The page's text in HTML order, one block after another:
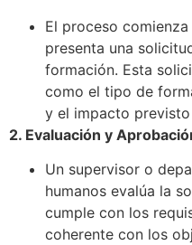
El proceso
presenta una
formación. Esta
como el tipo de
y el impacto
2. Evaluación y
Un supervisor o
humanos evalúa la
cumple con los
coherente con los